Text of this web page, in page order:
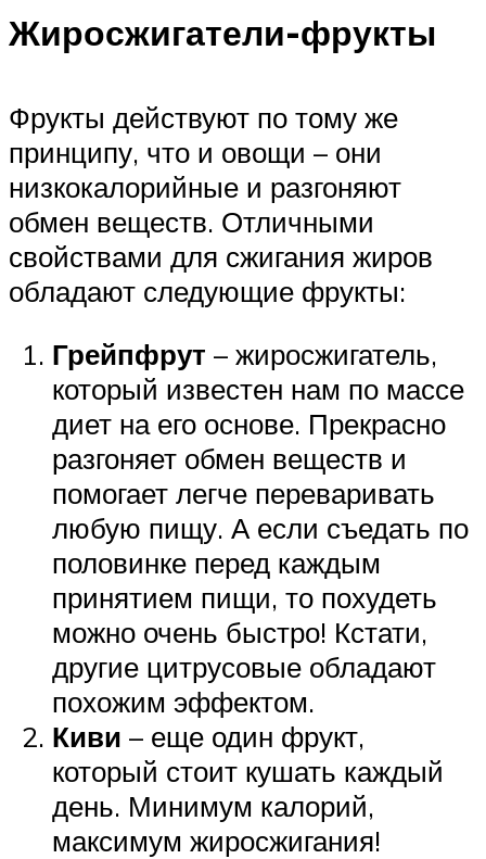
Жиросжигатели-фрукты
Фрукты действуют по тому же
принципу, что и овощи – они
низкокалорийные и разгоняют
обмен веществ. Отличными
свойствами для сжигания жиров
обладают следующие фрукты:
Грейпфрут – жиросжигатель,
который известен нам по массе
диет на его основе. Прекрасно
разгоняет обмен веществ и
помогает легче переваривать
любую пищу. А если съедать по
половинке перед каждым
принятием пищи, то похудеть
можно очень быстро! Кстати,
другие цитрусовые обладают
похожим эффектом.
Киви – еще один фрукт,
который стоит кушать каждый
день. Минимум калорий,
максимум жиросжигания!